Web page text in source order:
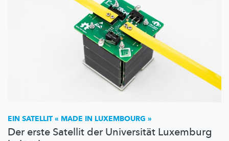
EIN SATELLIT « MADE IN LUXEMBOURG »
Der erste Satellit der Universität Luxemburg